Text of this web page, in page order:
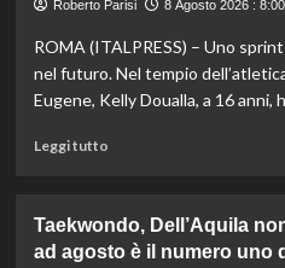
Roberto Parisi 8 Agosto 2026 : 8:00
ROMA (ITALPRESS) – Uno
nel futuro. Nel tempio
Eugene, Kelly Doualla, a 16 anni,
Leggi tuttoLeggi
Impresa
di
Taekwondo, Dell’Aquila
ad agosto è il numero uno